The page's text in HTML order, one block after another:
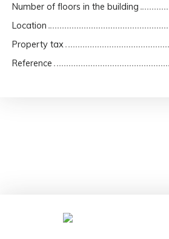
Number of floors in the building
Location
Property tax
Reference